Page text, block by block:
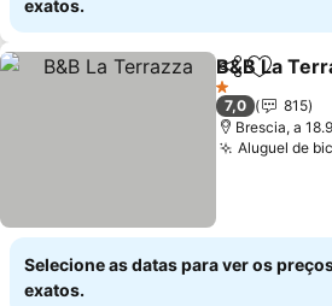
exatos.
Partilhar
B&B La
1 Estrelas
7,0
815
Brescia, a
Aluguel de
Selecione as datas para ver os
exatos.